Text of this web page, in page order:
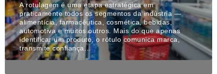
A rotulagem é uma etapa estratégica em
praticamente todos os segmentos da indústria —
alimentícia, farmacêutica, cosmética, bebidas,
automotiva e muitos outros. Mais do que apenas
identificar um produto, o rótulo comunica marca,
transmite confiança…